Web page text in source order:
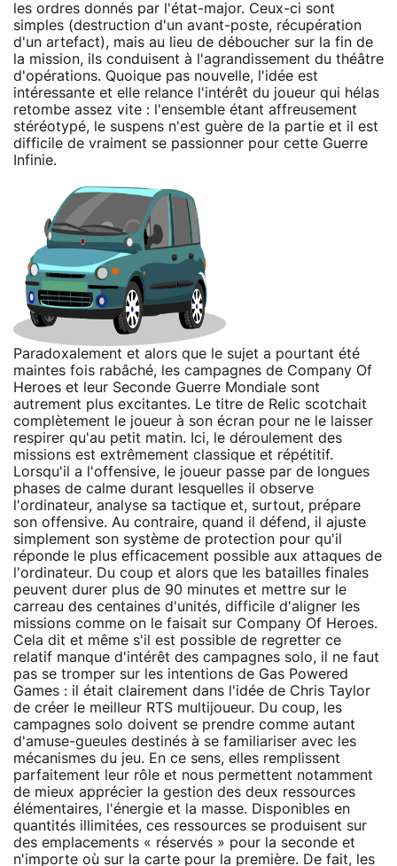
les ordres donnés par l'état-major. Ceux-ci sont
simples (destruction d'un avant-poste, récupération
d'un artefact), mais au lieu de déboucher sur la fin de
la mission, ils conduisent à l'agrandissement du théâtre
d'opérations. Quoique pas nouvelle, l'idée est
intéressante et elle relance l'intérêt du joueur qui hélas
retombe assez vite : l'ensemble étant affreusement
stéréotypé, le suspens n'est guère de la partie et il est
difficile de vraiment se passionner pour cette Guerre
Infinie.
Paradoxalement et alors que le sujet a pourtant été
maintes fois rabâché, les campagnes de Company Of
Heroes et leur Seconde Guerre Mondiale sont
autrement plus excitantes. Le titre de Relic scotchait
complètement le joueur à son écran pour ne le laisser
respirer qu'au petit matin. Ici, le déroulement des
missions est extrêmement classique et répétitif.
Lorsqu'il a l'offensive, le joueur passe par de longues
phases de calme durant lesquelles il observe
l'ordinateur, analyse sa tactique et, surtout, prépare
son offensive. Au contraire, quand il défend, il ajuste
simplement son système de protection pour qu'il
réponde le plus efficacement possible aux attaques de
l'ordinateur. Du coup et alors que les batailles finales
peuvent durer plus de 90 minutes et mettre sur le
carreau des centaines d'unités, difficile d'aligner les
missions comme on le faisait sur Company Of Heroes.
Cela dit et même s'il est possible de regretter ce
relatif manque d'intérêt des campagnes solo, il ne faut
pas se tromper sur les intentions de Gas Powered
Games : il était clairement dans l'idée de Chris Taylor
de créer le meilleur RTS multijoueur. Du coup, les
campagnes solo doivent se prendre comme autant
d'amuse-gueules destinés à se familiariser avec les
mécanismes du jeu. En ce sens, elles remplissent
parfaitement leur rôle et nous permettent notamment
de mieux apprécier la gestion des deux ressources
élémentaires, l'énergie et la masse. Disponibles en
quantités illimitées, ces ressources se produisent sur
des emplacements « réservés » pour la seconde et
n'importe où sur la carte pour la première. De fait, les